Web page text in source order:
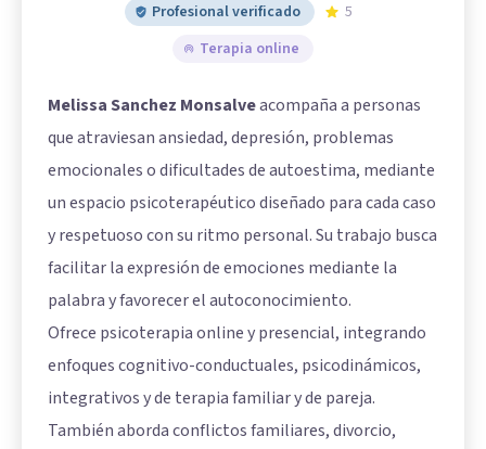
Profesional verificado
5
Terapia online
Melissa Sanchez Monsalveacompaña a personas
que atraviesan ansiedad, depresión, problemas
emocionales o dificultades de autoestima, mediante
un espacio psicoterapéutico diseñado para cada caso
y respetuoso con su ritmo personal. Su trabajo busca
facilitar la expresión de emociones mediante la
palabra y favorecer el autoconocimiento.
Ofrece psicoterapia online y presencial, integrando
enfoques cognitivo-conductuales, psicodinámicos,
integrativos y de terapia familiar y de pareja.
También aborda conflictos familiares, divorcio,